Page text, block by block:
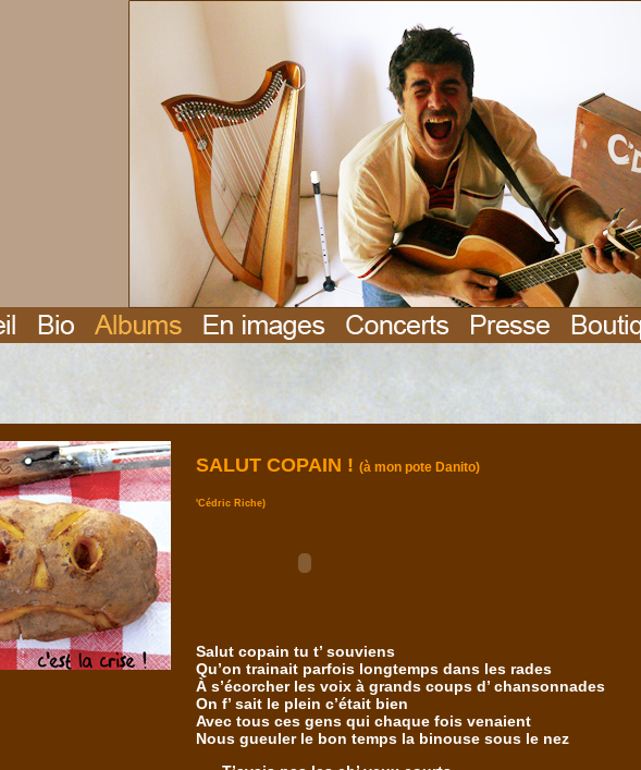
SALUT COPAIN ! (à mon pote Danito)
'Cédric Riche)
Salut copain tu t’ souviens
Qu’on trainait parfois longtemps dans les rades
À s’écorcher les voix à grands coups d’ chansonnades
On f’ sait le plein c’était bien
Avec tous ces gens qui chaque fois venaient
Nous gueuler le bon temps la binouse sous le nez